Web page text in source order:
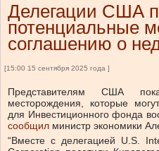
Делегации США
потенциальные
соглашению о
[15:00 15 сентября 2025 года ]
Представителям США
месторождения, которые
для Инвестиционного фонда
сообщил министр экономики
“Вместе с делегацией U.S.